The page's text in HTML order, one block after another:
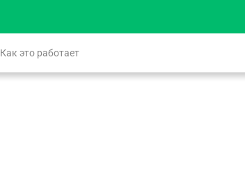
Как это работает